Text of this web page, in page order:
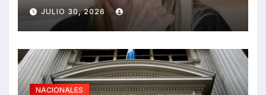
JULIO 30, 2026
NACIONALES